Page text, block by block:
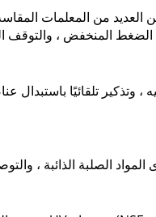
العديد من المعلمات
المنخفض ، والتوقف